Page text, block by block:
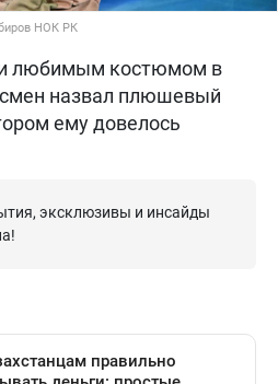
НОК РК
любимым костюмом в
назвал плюшевый
ему довелось
эксклюзивы и инсайды